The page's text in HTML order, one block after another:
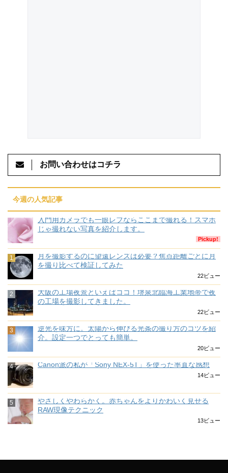
お問い合わせはコチラ
今週の人気記事
入門用カメラでも一眼レフならここまで撮れる！スマホ
じゃ撮れない写真を紹介します。
Pickup!
月を撮影するのに望遠レンズは必要？焦点距離ごとに月
を撮り比べて検証してみた
22ビュー
大阪の工場夜景といえばココ！堺泉北臨海工業地帯で夜
の工場を撮影してきました。
22ビュー
逆光を味方に。太陽から伸びる光条の撮り方のコツを紹
介。設定一つでとっても簡単。
20ビュー
Canon派の私が「Sony NEX-5T」を使った率直な感想
14ビュー
やさしくやわらかく。赤ちゃんをよりかわいく見せる
RAW現像テクニック
13ビュー